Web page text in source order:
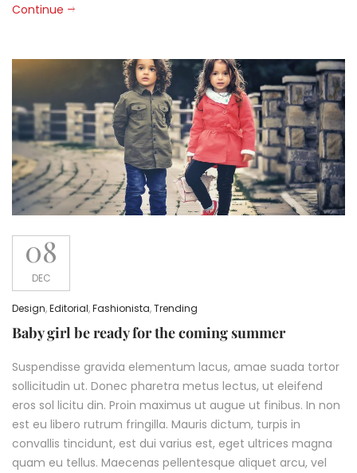
Continue
08
DEC
Design,Editorial,Fashionista,Trending
Baby girl be ready for the coming summer
Suspendisse gravida elementum lacus, amae suada tortor
sollicitudin ut. Donec pharetra metus lectus, ut eleifend
eros sol licitu din. Proin maximus ut augue ut finibus. In non
est eu libero rutrum fringilla. Mauris dictum, turpis in
convallis tincidunt, est dui varius est, eget ultrices magna
quam eu tellus. Maecenas pellentesque aliquet arcu, vel